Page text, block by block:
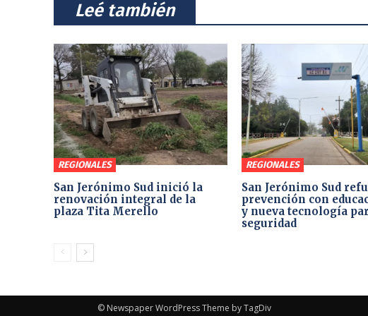
⠀Leé también⠀
REGIONALES
San Jerónimo Sud inició la
renovación integral de la
plaza Tita Merello
REGIONALES
San Jerónimo Sud
prevención con
y nueva tecnología
seguridad
© Newspaper WordPress Theme by TagDiv